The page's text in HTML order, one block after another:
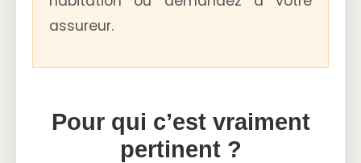
assureur.
Pour qui c’est vraiment
pertinent ?